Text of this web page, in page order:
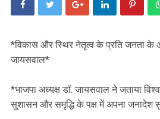
‎*विकास और स्थिर नेतृत्व के प्रति जनता के
जायसवाल*
‎*भाजपा अध्यक्ष डॉ. जायसवाल ने जताया
सुशासन और समृद्धि के पक्ष में अपना जनादेश